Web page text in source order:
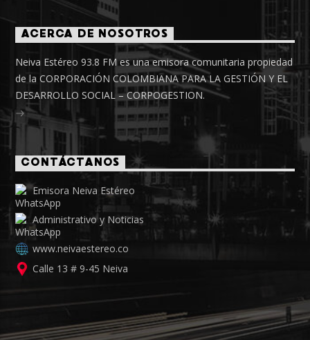
ACERCA DE NOSOTROS
Neiva Estéreo 93.8 FM es una emisora comunitaria propiedad
de la CORPORACIÓN COLOMBIANA PARA LA GESTIÓN Y EL
DESARROLLO SOCIAL – CORPOGESTION.
CONTÁCTANOS
Emisora Neiva Estéreo
Administrativo y Noticias
www.neivaestereo.co
Calle 13 # 9-45 Neiva